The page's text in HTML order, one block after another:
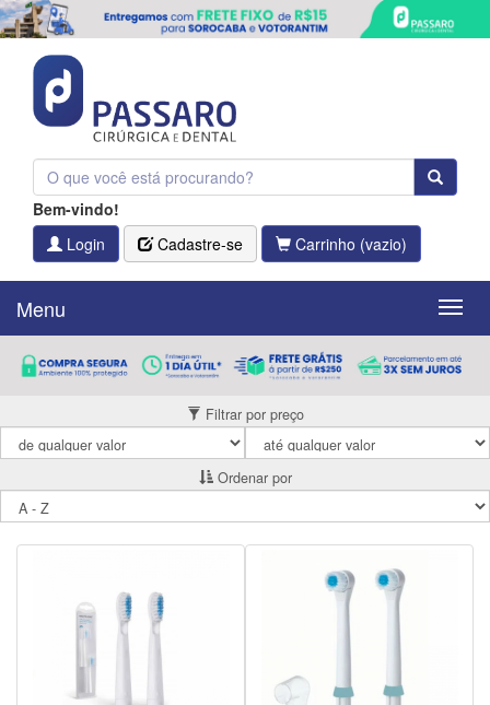
Bem-vindo!
Login
Cadastre-se Carrinho (vazio)
Menu
Menu
Filtrar por preço
Ordenar por